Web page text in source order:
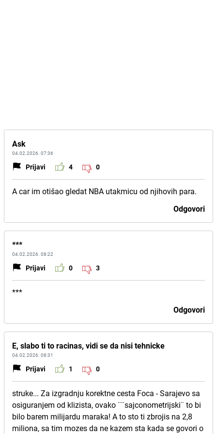
Ask
04.02.2026. 07:36
Prijavi 4 0
A car im otišao gledat NBA utakmicu od njihovih para.
Odgovori
***
04.02.2026. 08:22
Prijavi 0 3
***
Odgovori
E, slabo ti to racinas, vidi se da nisi tehnicke
04.02.2026. 08:31
Prijavi 1 0
struke... Za izgradnju korektne cesta Foca - Sarajevo sa
osiguranjem od klizista, ovako ¨¨sajconometrijski¨ to bi
bilo barem milijardu maraka! A to sto ti zbrojis na 2,8
miliona, sa tim mozes da ne kazem sta kada se govori o